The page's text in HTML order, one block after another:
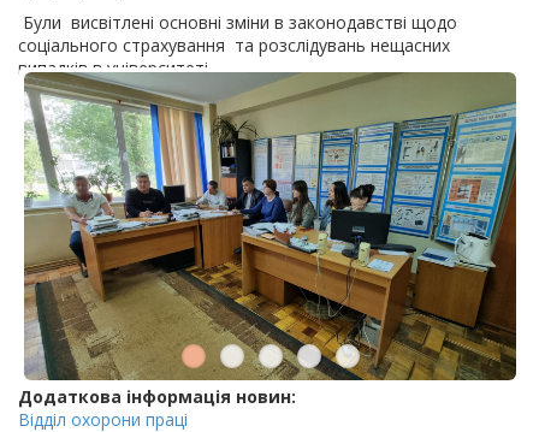
Були висвітлені основні зміни в законодавстві щодо
соціального страхування та розслідувань нещасних
випадків в університеті.
Додаткова інформація новин:
Відділ охорони праці